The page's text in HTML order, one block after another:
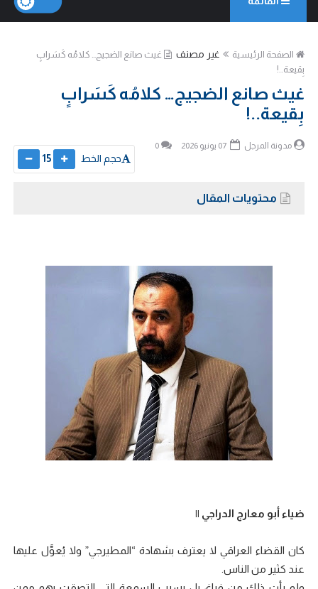
الصفحة الرئيسية غير مصنف
غيث صانع الضجيج… كلامُه كَسَرابٍ
بِقيعة..!
غيث صانع الضجيج… كلامُه كَسَرابٍ
بِقيعة..!
مدونة المرجل 0
حجم الخط 15
محتويات المقال
ضياء أبو معارج الدراجي ||
كان القضاء العراقي لا يعترف بشهادة “المطيرجي” ولا يُعوَّل عليها
عند كثير من الناس.